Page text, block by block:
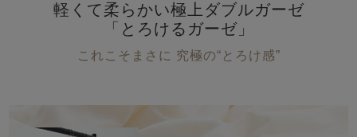
軽くて柔らかい極上ダブルガーゼ
「とろけるガーゼ」
これこそまさに 究極の“とろけ感”